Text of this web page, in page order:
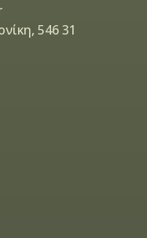
546 31